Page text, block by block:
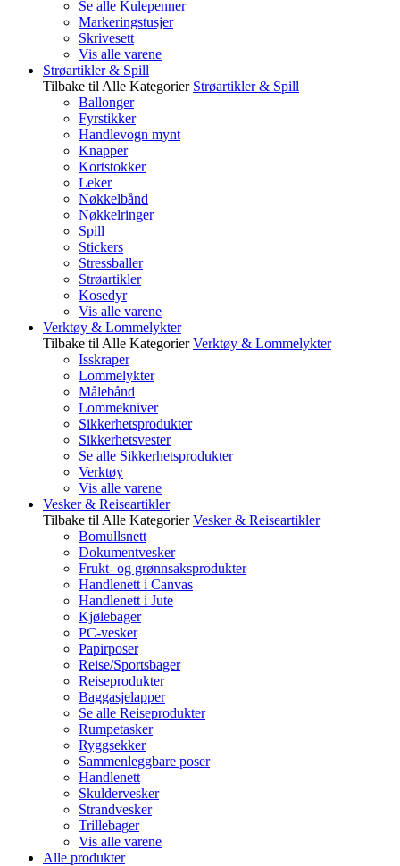
Se alle Kulepenner
Markeringstusjer
Skrivesett
Vis alle varene
Strøartikler & Spill
Tilbake til Alle Kategorier Strøartikler & Spill
Ballonger
Fyrstikker
Handlevogn mynt
Knapper
Kortstokker
Leker
Nøkkelbånd
Nøkkelringer
Spill
Stickers
Stressballer
Strøartikler
Kosedyr
Vis alle varene
Verktøy & Lommelykter
Tilbake til Alle Kategorier Verktøy & Lommelykter
Isskraper
Lommelykter
Målebånd
Lommekniver
Sikkerhetsprodukter
Sikkerhetsvester
Se alle Sikkerhetsprodukter
Verktøy
Vis alle varene
Vesker & Reiseartikler
Tilbake til Alle Kategorier Vesker & Reiseartikler
Bomullsnett
Dokumentvesker
Frukt- og grønnsaksprodukter
Handlenett i Canvas
Handlenett i Jute
Kjølebager
PC-vesker
Papirposer
Reise/Sportsbager
Reiseprodukter
Baggasjelapper
Se alle Reiseprodukter
Rumpetasker
Ryggsekker
Sammenleggbare poser
Handlenett
Skuldervesker
Strandvesker
Trillebager
Vis alle varene
Alle produkter